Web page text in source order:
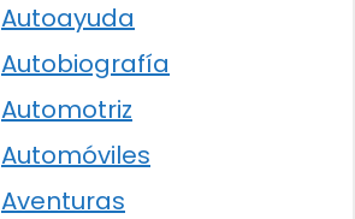
Autoayuda
Autobiografía
Automotriz
Automóviles
Aventuras